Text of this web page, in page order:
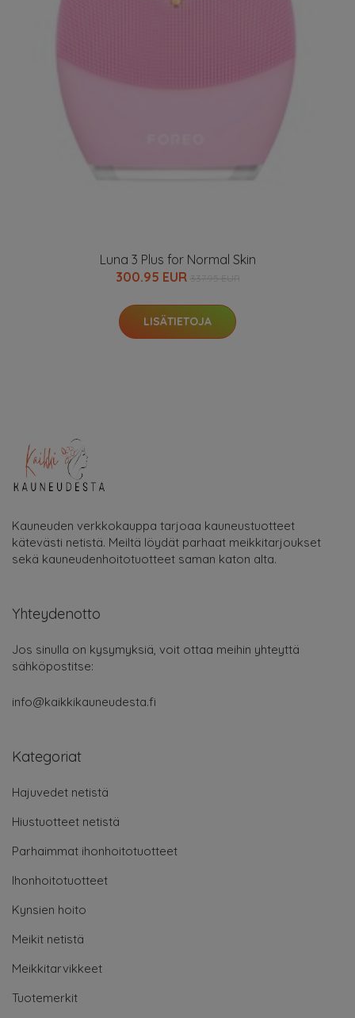
Luna 3 Plus for Normal Skin
300.95 EUR
LISÄTIETOJA
Kauneuden verkkokauppa tarjoaa kauneustuotteet
kätevästi netistä. Meiltä löydät parhaat meikkitarjoukset
sekä kauneudenhoitotuotteet saman katon alta.
Yhteydenotto
Jos sinulla on kysymyksiä, voit ottaa meihin yhteyttä
sähköpostitse:
info@kaikkikauneudesta.fi
Kategoriat
Hajuvedet netistä
Hiustuotteet netistä
Parhaimmat ihonhoitotuotteet
Ihonhoitotuotteet
Kynsien hoito
Meikit netistä
Meikkitarvikkeet
Tuotemerkit